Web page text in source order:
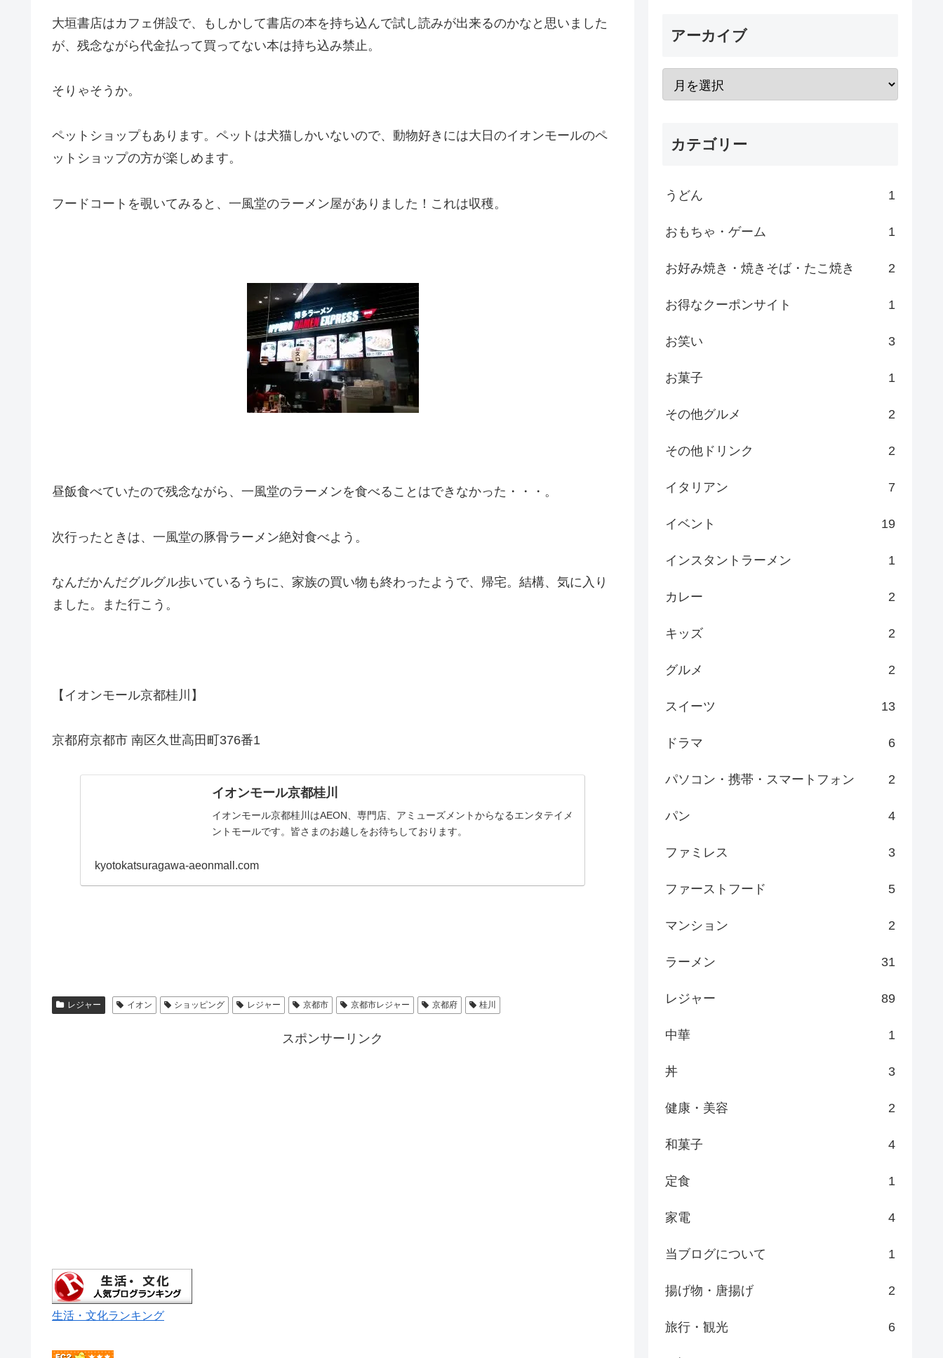
大垣書店はカフェ併設で、もしかして書店の本を持ち込んで試し読みが出来るのかなと思いました
が、残念ながら代金払って買ってない本は持ち込み禁止。
そりゃそうか。
ペットショップもあります。ペットは犬猫しかいないので、動物好きには大日のイオンモールのペ
ットショップの方が楽しめます。
フードコートを覗いてみると、一風堂のラーメン屋がありました！これは収穫。
昼飯食べていたので残念ながら、一風堂のラーメンを食べることはできなかった・・・。
次行ったときは、一風堂の豚骨ラーメン絶対食べよう。
なんだかんだグルグル歩いているうちに、家族の買い物も終わったようで、帰宅。結構、気に入り
ました。また行こう。
【イオンモール京都桂川】
京都府京都市 南区久世高田町376番1
イオンモール京都桂川
イオンモール京都桂川はAEON、専門店、アミューズメントからなるエンタテイメ
ントモールです。皆さまのお越しをお待ちしております。
kyotokatsuragawa-aeonmall.com
レジャー イオン ショッピング レジャー 京都市 京都市レジャー 京都府 桂川
スポンサーリンク
生活・文化ランキング
アーカイブ
カテゴリー
うどん 1
おもちゃ・ゲーム 1
お好み焼き・焼きそば・たこ焼き 2
お得なクーポンサイト 1
お笑い 3
お菓子 1
その他グルメ 2
その他ドリンク 2
イタリアン 7
イベント 19
インスタントラーメン 1
カレー 2
キッズ 2
グルメ 2
スイーツ 13
ドラマ 6
パソコン・携帯・スマートフォン 2
パン 4
ファミレス 3
ファーストフード 5
マンション 2
ラーメン 31
レジャー 89
中華 1
丼 3
健康・美容 2
和菓子 4
定食 1
家電 4
当ブログについて 1
揚げ物・唐揚げ 2
旅行・観光 6